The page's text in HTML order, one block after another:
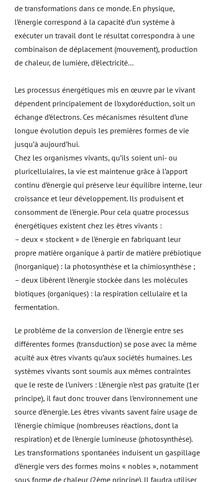
de transformations dans ce monde. En physique,
l’énergie correspond à la capacité d’un système à
exécuter un travail dont le résultat correspondra à une
combinaison de déplacement (mouvement), production
de chaleur, de lumière, d’électricité…
Les processus énergétiques mis en œuvre par le vivant
dépendent principalement de l’oxydoréduction, soit un
échange d’électrons. Ces mécanismes résultent d’une
longue évolution depuis les premières formes de vie
jusqu’à aujourd’hui.
Chez les organismes vivants, qu’ils soient uni- ou
pluricellulaires, la vie est maintenue grâce à l’apport
continu d’énergie qui préserve leur équilibre interne, leur
croissance et leur développement. Ils produisent et
consomment de l’énergie. Pour cela quatre processus
énergétiques existent chez les êtres vivants :
– deux « stockent » de l’énergie en fabriquant leur
propre matière organique à partir de matière prébiotique
(inorganique) : la photosynthèse et la chimiosynthèse ;
– deux libèrent l’énergie stockée dans les molécules
biotiques (organiques) : la respiration cellulaire et la
fermentation.
Le problème de la conversion de l’énergie entre ses
différentes formes (transduction) se pose avec la même
acuité aux êtres vivants qu’aux sociétés humaines. Les
systèmes vivants sont soumis aux mêmes contraintes
que le reste de l’univers : L’énergie n’est pas gratuite (1er
principe), il faut donc trouver dans l’environnement une
source d’énergie. Les êtres vivants savent faire usage de
l’énergie chimique (nombreuses réactions, dont la
respiration) et de l’énergie lumineuse (photosynthèse).
Les transformations spontanées induisent un gaspillage
d’énergie vers des formes moins « nobles », notamment
sous forme de chaleur (2ème principe). Il faudra utiliser